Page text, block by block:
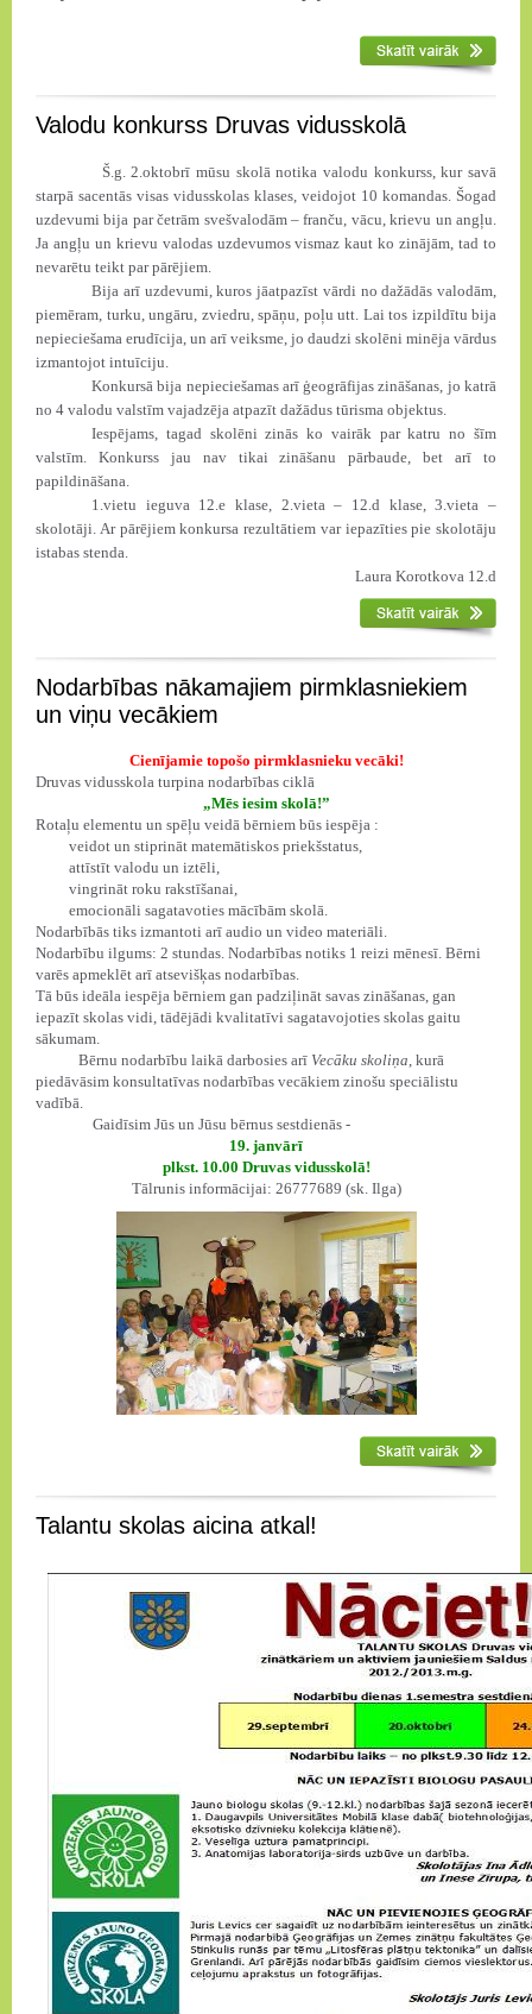
Valodu konkurss Druvas vidusskolā
Š.g. 2.oktobrī mūsu skolā notika valodu konkurss, kur savā
starpā sacentās visas vidusskolas klases, veidojot 10 komandas. Šogad
uzdevumi bija par četrām svešvalodām – franču, vācu, krievu un angļu.
Ja angļu un krievu valodas uzdevumos vismaz kaut ko zinājām, tad to
nevarētu teikt par pārējiem.
Bija arī uzdevumi, kuros jāatpazīst vārdi no dažādās valodām,
piemēram, turku, ungāru, zviedru, spāņu, poļu utt. Lai tos izpildītu bija
nepieciešama erudīcija, un arī veiksme, jo daudzi skolēni minēja vārdus
izmantojot intuīciju.
Konkursā bija nepieciešamas arī ģeogrāfijas zināšanas, jo katrā
no 4 valodu valstīm vajadzēja atpazīt dažādus tūrisma objektus.
Iespējams, tagad skolēni zinās ko vairāk par katru no šīm
valstīm. Konkurss jau nav tikai zināšanu pārbaude, bet arī to
papildināšana.
1.vietu ieguva 12.e klase, 2.vieta – 12.d klase, 3.vieta –
skolotāji. Ar pārējiem konkursa rezultātiem var iepazīties pie skolotāju
istabas stenda.
Laura Korotkova 12.d
Nodarbības nākamajiem pirmklasniekiem
un viņu vecākiem
Cienījamie topošo pirmklasnieku vecāki!
Druvas vidusskola turpina nodarbības ciklā
„Mēs iesim skolā!”
Rotaļu elementu un spēļu veidā bērniem būs iespēja :
veidot un stiprināt matemātiskos priekšstatus,
attīstīt valodu un iztēli,
vingrināt roku rakstīšanai,
emocionāli sagatavoties mācībām skolā.
Nodarbībās tiks izmantoti arī audio un video materiāli.
Nodarbību ilgums: 2 stundas. Nodarbības notiks 1 reizi mēnesī. Bērni
varēs apmeklēt arī atsevišķas nodarbības.
Tā būs ideāla iespēja bērniem gan padziļināt savas zināšanas, gan
iepazīt skolas vidi, tādējādi kvalitatīvi sagatavojoties skolas gaitu
sākumam.
Bērnu nodarbību laikā darbosies arī Vecāku skoliņa, kurā
piedāvāsim konsultatīvas nodarbības vecākiem zinošu speciālistu
vadībā.
Gaidīsim Jūs un Jūsu bērnus sestdienās -
19. janvārī
plkst. 10.00 Druvas vidusskolā!
Tālrunis informācijai: 26777689 (sk. Ilga)
Talantu skolas aicina atkal!